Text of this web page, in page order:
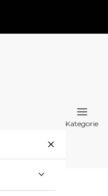
Kategorie